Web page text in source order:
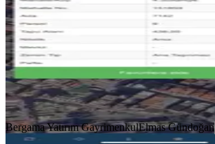
8.303/m²·
Bergama Yatırım GayrimenkulElmas Gündoğan
Ara
Bergama Yatırım GayrimenkulElmas Gündoğan